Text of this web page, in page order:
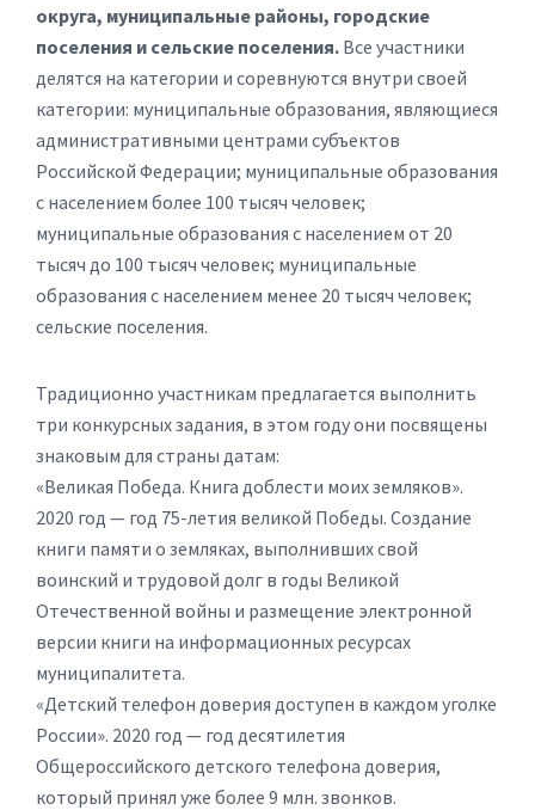
округа, муниципальные районы, городские
поселения и сельские поселения. Все участники
делятся на категории и соревнуются внутри своей
категории: муниципальные образования, являющиеся
административными центрами субъектов
Российской Федерации; муниципальные образования
с населением более 100 тысяч человек;
муниципальные образования с населением от 20
тысяч до 100 тысяч человек; муниципальные
образования с населением менее 20 тысяч человек;
сельские поселения.
Традиционно участникам предлагается выполнить
три конкурсных задания, в этом году они посвящены
знаковым для страны датам:
«Великая Победа. Книга доблести моих земляков».
2020 год — год 75-летия великой Победы. Создание
книги памяти о земляках, выполнивших свой
воинский и трудовой долг в годы Великой
Отечественной войны и размещение электронной
версии книги на информационных ресурсах
муниципалитета.
«Детский телефон доверия доступен в каждом уголке
России». 2020 год — год десятилетия
Общероссийского детского телефона доверия,
который принял уже более 9 млн. звонков.